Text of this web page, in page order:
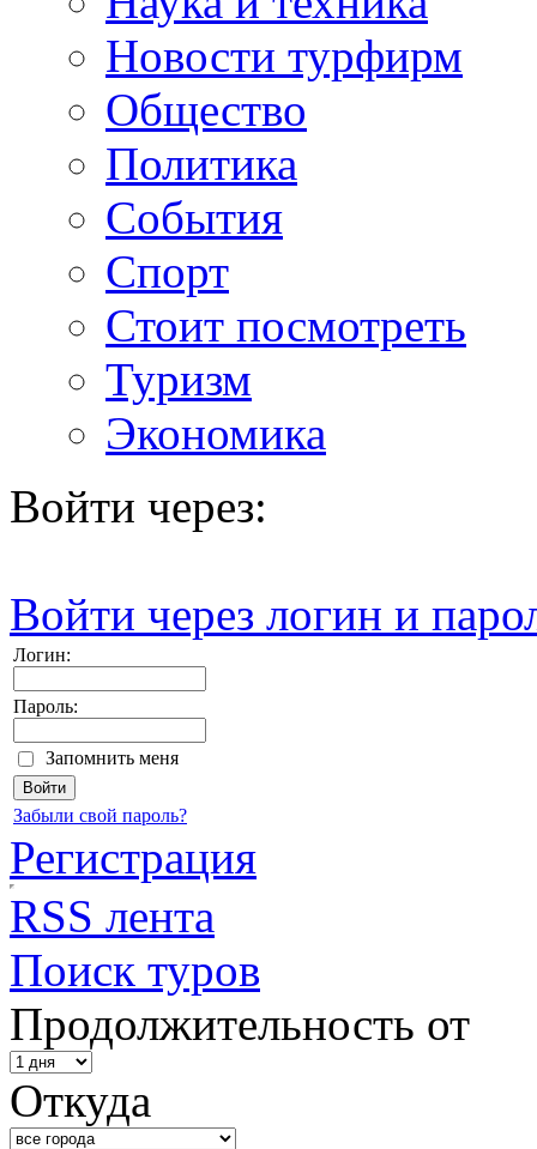
Новости турфирм
Общество
Политика
События
Спорт
Стоит посмотреть
Туризм
Экономика
Войти через:
Войти через логин и
Логин:
Пароль:
Запомнить меня
Забыли свой пароль?
Регистрация
RSS лента
Поиск туров
Продолжительность от
Откуда